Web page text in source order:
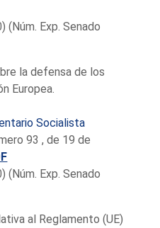
(Núm. Exp. Senado
la defensa de los
Europea.
Socialista
93 , de 19 de
(Núm. Exp. Senado
al Reglamento (UE)